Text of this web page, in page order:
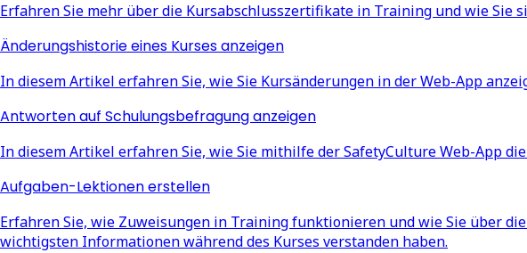
Erfahren Sie mehr über die Kursabschlusszertifikate in Training und wie
Änderungshistorie eines Kurses anzeigen
In diesem Artikel erfahren Sie, wie Sie Kursänderungen in der Web-App
Antworten auf Schulungsbefragung anzeigen
In diesem Artikel erfahren Sie, wie Sie mithilfe der SafetyCulture Web-App
Aufgaben-Lektionen erstellen
Erfahren Sie, wie Zuweisungen in Training funktionieren und wie Sie über
wichtigsten Informationen während des Kurses verstanden haben.